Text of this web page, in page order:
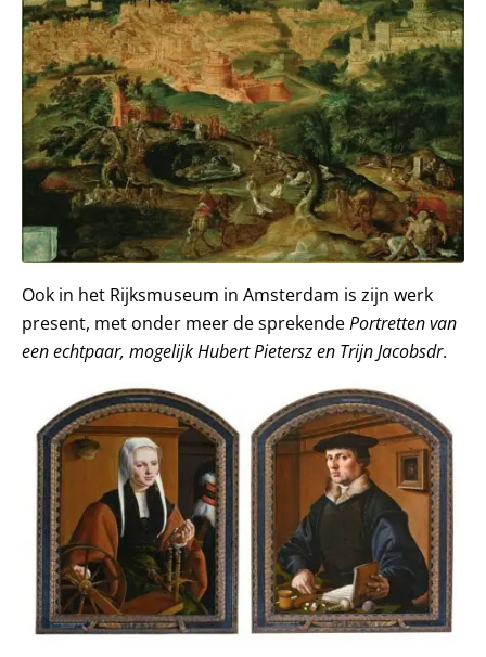
Ook in het Rijksmuseum in Amsterdam is zijn werk
present, met onder meer de sprekendePortretten van
een echtpaar, mogelijk Hubert Pietersz en Trijn Jacobsdr.